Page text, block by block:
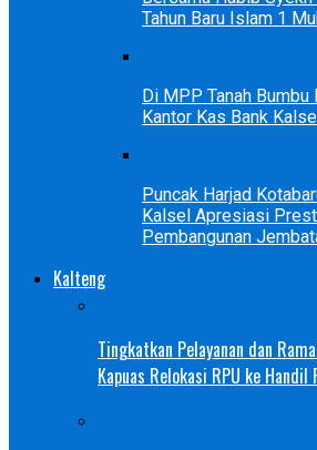
Tahun Baru Islam 1
Di MPP Tanah
Kantor Kas Bank Kalsel
Puncak Harjad
Kalsel Apresiasi
Pembangunan
Kalteng
Tingkatkan Pelayanan dan
Kapuas Relokasi RPU ke